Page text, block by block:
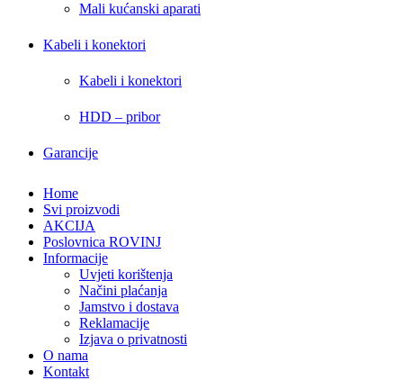
Mali kućanski aparati
Kabeli i konektori
Kabeli i konektori
HDD – pribor
Garancije
Home
Svi proizvodi
AKCIJA
Poslovnica ROVINJ
Informacije
Uvjeti korištenja
Načini plaćanja
Jamstvo i dostava
Reklamacije
Izjava o privatnosti
O nama
Kontakt